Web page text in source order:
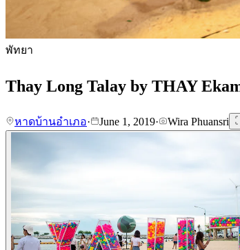
พัทยา
Thay Long Talay by THAY
หาดบ้านอำเภอ· June 1, 2019· Wira Phuansri